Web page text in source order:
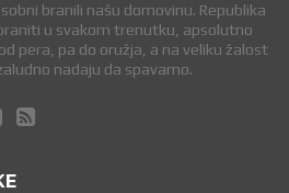
branili našu domovinu. Republika
u svakom trenutku, apsolutno
pera, pa do oružja, a na veliku žalost
nadaju da spavamo.